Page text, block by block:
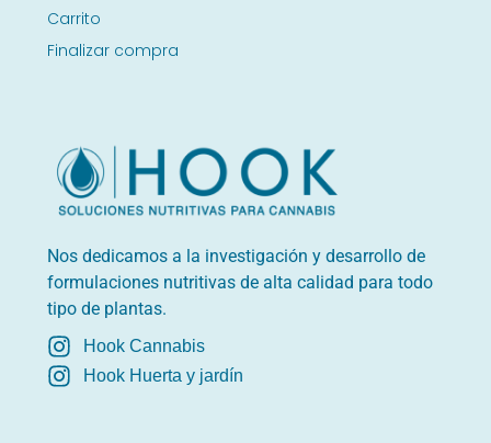
Nos dedicamos a la investigación y desarrollo de
formulaciones nutritivas de alta calidad para todo
tipo de plantas.
Hook Cannabis
Hook Huerta y jardín
Carrito
Finalizar compra